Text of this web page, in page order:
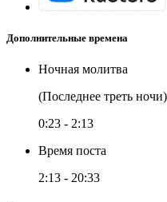
Дополнительные времена
Ночная молитва
(Последнее треть ночи)
0:23 - 2:13
Время поста
2:13 - 20:33